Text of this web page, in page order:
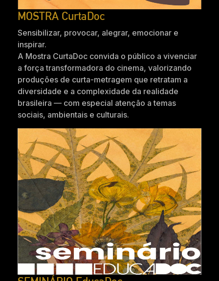
MOSTRA CurtaDoc
Sensibilizar, provocar, alegrar, emocionar e
inspirar.
A Mostra CurtaDoc convida o público a vivenciar
a força transformadora do cinema, valorizando
produções de curta-metragem que retratam a
diversidade e a complexidade da realidade
brasileira — com especial atenção a temas
sociais, ambientais e culturais.